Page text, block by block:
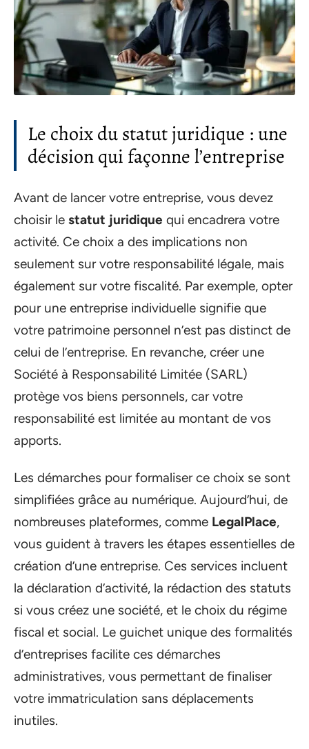
Le choix du statut juridique : une
décision qui façonne l’entreprise
Avant de lancer votre entreprise, vous devez
choisir le statut juridique qui encadrera votre
activité. Ce choix a des implications non
seulement sur votre responsabilité légale, mais
également sur votre fiscalité. Par exemple, opter
pour une entreprise individuelle signifie que
votre patrimoine personnel n’est pas distinct de
celui de l’entreprise. En revanche, créer une
Société à Responsabilité Limitée (SARL)
protège vos biens personnels, car votre
responsabilité est limitée au montant de vos
apports.
Les démarches pour formaliser ce choix se sont
simplifiées grâce au numérique. Aujourd’hui, de
nombreuses plateformes, comme LegalPlace,
vous guident à travers les étapes essentielles de
création d’une entreprise. Ces services incluent
la déclaration d’activité, la rédaction des statuts
si vous créez une société, et le choix du régime
fiscal et social. Le guichet unique des formalités
d’entreprises facilite ces démarches
administratives, vous permettant de finaliser
votre immatriculation sans déplacements
inutiles.